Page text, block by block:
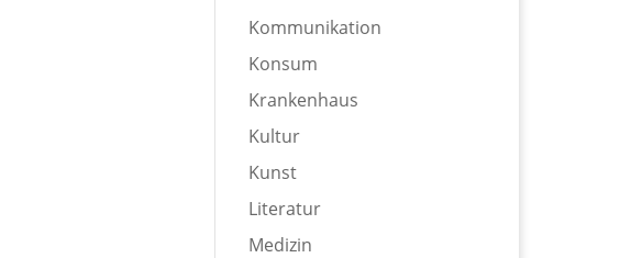
Kommunikation
Konsum
Krankenhaus
Kultur
Kunst
Literatur
Medizin